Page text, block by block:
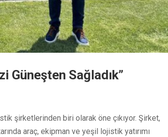
Güneşten Sağladık”
şirketlerinden biri olarak öne çıkıyor. Şirket,
araç, ekipman ve yeşil lojistik yatırımı